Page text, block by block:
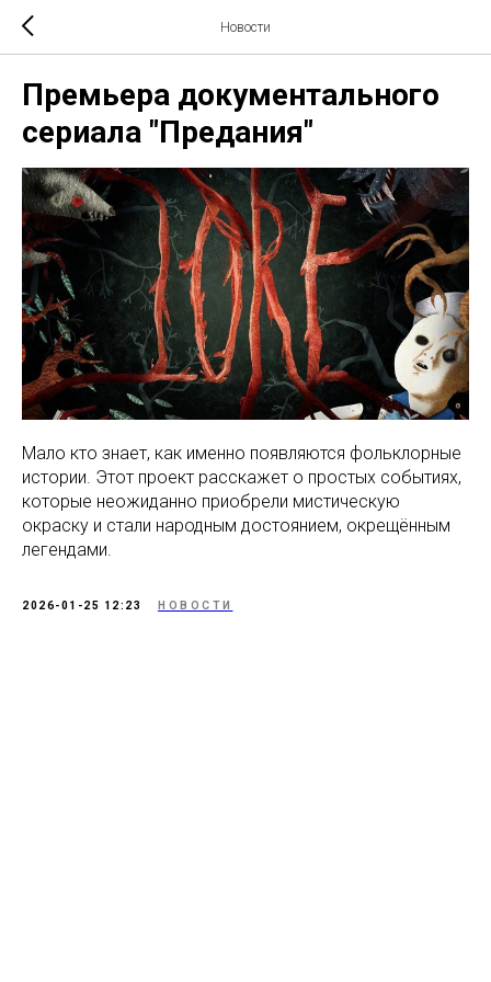
Новости
Премьера документального
сериала "Предания"
Мало кто знает, как именно появляются фольклорные
истории. Этот проект расскажет о простых событиях,
которые неожиданно приобрели мистическую
окраску и стали народным достоянием, окрещённым
легендами.
2026-01-25 12:23 НОВОСТИ